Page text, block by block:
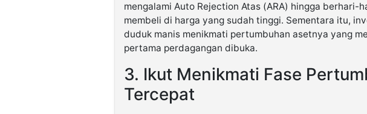
mengalami Auto Rejection Atas (ARA) hingga berhari-
membeli di harga yang sudah tinggi. Sementara itu,
duduk manis menikmati pertumbuhan asetnya yang
pertama perdagangan dibuka.
3. Ikut Menikmati Fase
Tercepat